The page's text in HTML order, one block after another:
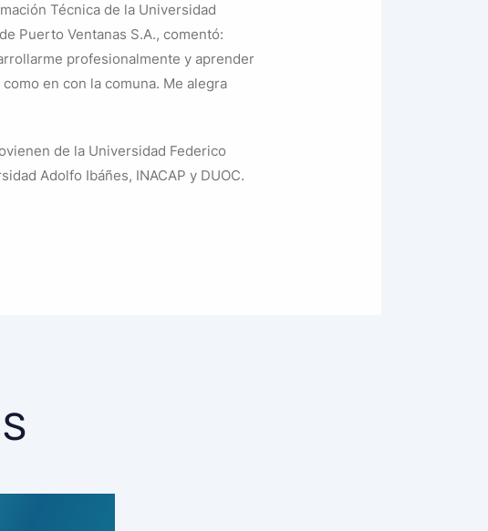
Técnica de la Universidad
Puerto Ventanas S.A., comentó:
profesionalmente y aprender
en con la comuna. Me alegra
de la Universidad Federico
Adolfo Ibáñes, INACAP y DUOC.